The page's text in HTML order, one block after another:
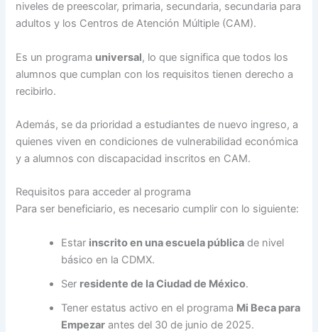
niveles de preescolar, primaria, secundaria, secundaria para
adultos y los Centros de Atención Múltiple (CAM).
Es un programa universal, lo que significa que todos los
alumnos que cumplan con los requisitos tienen derecho a
recibirlo.
Además, se da prioridad a estudiantes de nuevo ingreso, a
quienes viven en condiciones de vulnerabilidad económica
y a alumnos con discapacidad inscritos en CAM.
Requisitos para acceder al programa
Para ser beneficiario, es necesario cumplir con lo siguiente:
Estar inscrito en una escuela pública de nivel
básico en la CDMX.
Ser residente de la Ciudad de México.
Tener estatus activo en el programa Mi Beca para
Empezar antes del 30 de junio de 2025.